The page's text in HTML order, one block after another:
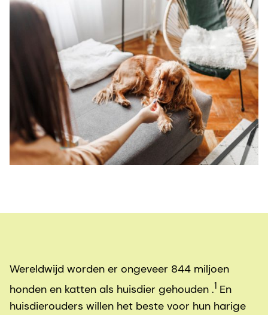
Wereldwijd worden er ongeveer 844 miljoen
honden en katten als huisdier gehouden .1 En
huisdierouders willen het beste voor hun harige